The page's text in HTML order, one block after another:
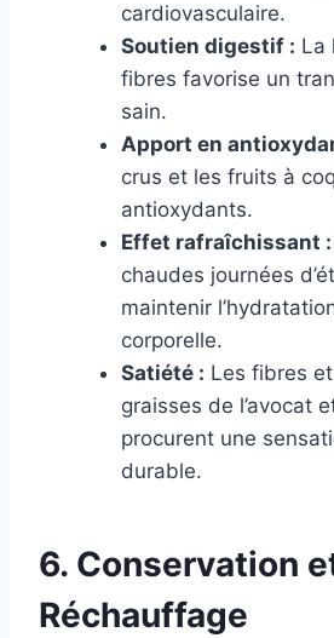
cardiovasculaire.
Soutien digestif : La
fibres favorise un
sain.
Apport en
crus et les fruits à
antioxydants.
Effet rafraîchissant :
chaudes journées
maintenir
corporelle.
Satiété : Les fibres
graisses de l’avocat
procurent une
durable.
6. Conservation
Réchauffage